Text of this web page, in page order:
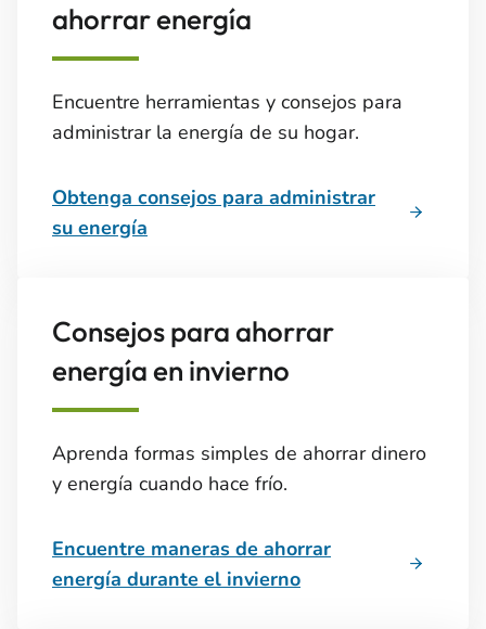
ahorrar energía
Encuentre herramientas y consejos para
administrar la energía de su hogar.
Obtenga consejos para administrar
su energía
Consejos para ahorrar
energía en invierno
Aprenda formas simples de ahorrar dinero
y energía cuando hace frío.
Encuentre maneras de ahorrar
energía durante el invierno